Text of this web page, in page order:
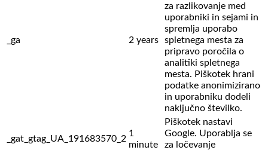
_ga 2 years
za razlikovanje med
uporabniki in sejami in
spremlja uporabo
spletnega mesta za
pripravo poročila o
analitiki spletnega
mesta. Piškotek hrani
podatke anonimizirano
in uporabniku dodeli
naključno številko.
_gat_gtag_UA_191683570_2
1
minute
Piškotek nastavi
Google. Uporablja se
za ločevanje